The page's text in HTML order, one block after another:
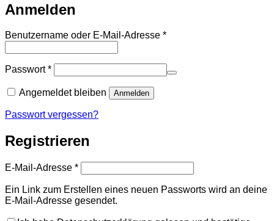
Anmelden
Benutzername oder E-Mail-Adresse *Erforderlich
Passwort*Erforderlich
Angemeldet bleiben Anmelden
Passwort vergessen?
Registrieren
E-Mail-Adresse *Erforderlich
Ein Link zum Erstellen eines neuen Passworts wird an deine
E-Mail-Adresse gesendet.